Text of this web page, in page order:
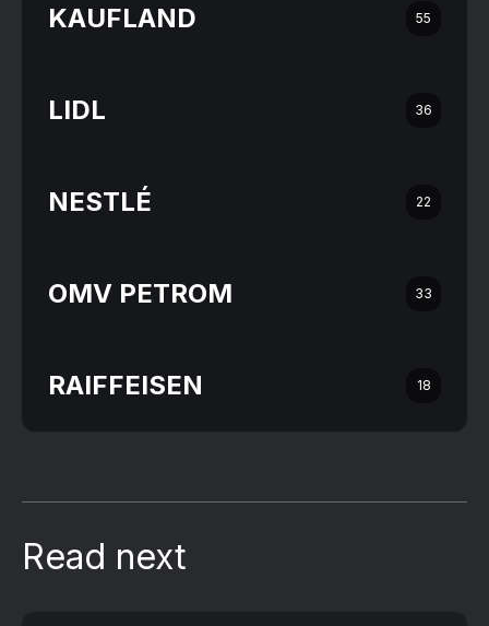
KAUFLAND 55
LIDL 36
NESTLÉ 22
OMV PETROM 33
RAIFFEISEN 18
Read next